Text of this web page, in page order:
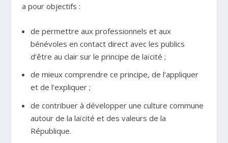
a pour objectifs :
de permettre aux professionnels et aux
bénévoles en contact direct avec les publics
d’être au clair sur le principe de laïcité ;
de mieux comprendre ce principe, de l’appliquer
et de l’expliquer ;
de contribuer à développer une culture commune
autour de la laïcité et des valeurs de la
République.